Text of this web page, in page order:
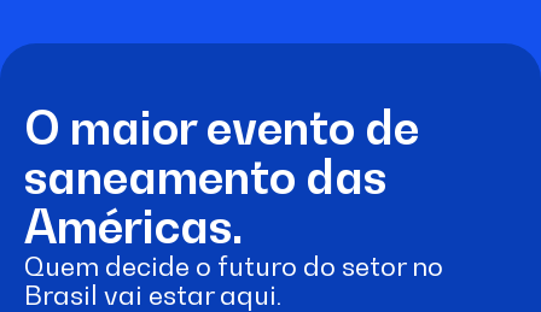
O maior evento de
saneamento das
Américas.
Quem decide o futuro do setor no
Brasil vai estar aqui.